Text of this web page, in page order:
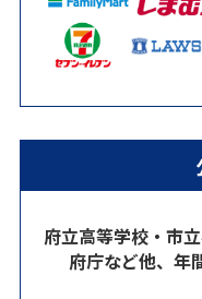
府立高等学校・市
府庁など他、年